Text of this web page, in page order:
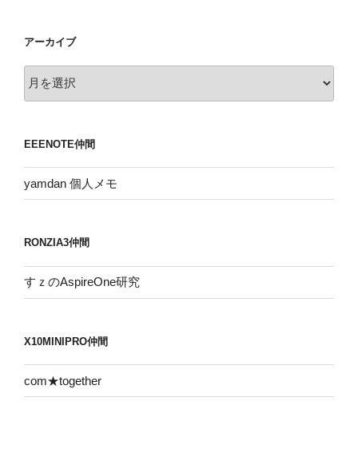
アーカイブ
ー
ブ
EEENOTE仲間
yamdan 個人メモ
RONZIA3仲間
すｚのAspireOne研究
X10MINIPRO仲間
com★together